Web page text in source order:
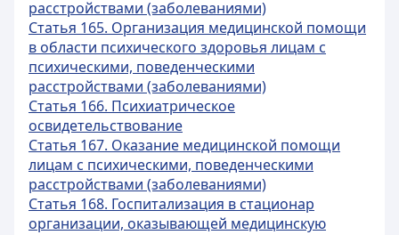
расстройствами (заболеваниями)
Статья 165. Организация медицинской помощи
в области психического здоровья лицам с
психическими, поведенческими
расстройствами (заболеваниями)
Статья 166. Психиатрическое
освидетельствование
Статья 167. Оказание медицинской помощи
лицам с психическими, поведенческими
расстройствами (заболеваниями)
Статья 168. Госпитализация в стационар
организации, оказывающей медицинскую